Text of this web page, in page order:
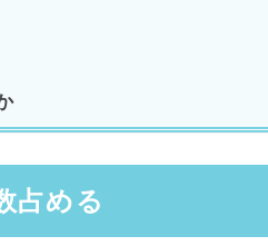
占める